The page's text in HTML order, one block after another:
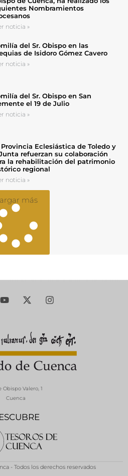
Nombramientos
noticia »
del Sr. Obispo en las
de Isidoro Gómez Cavero
noticia »
del Sr. Obispo en San
el 19 de Julio
noticia »
Provincia Eclesiástica de Toledo y
refuerzan su colaboración
la rehabilitación del patrimonio
regional
noticia »
más
Obispo Valero, 1
Cuenca
- Todos los derechos reservados